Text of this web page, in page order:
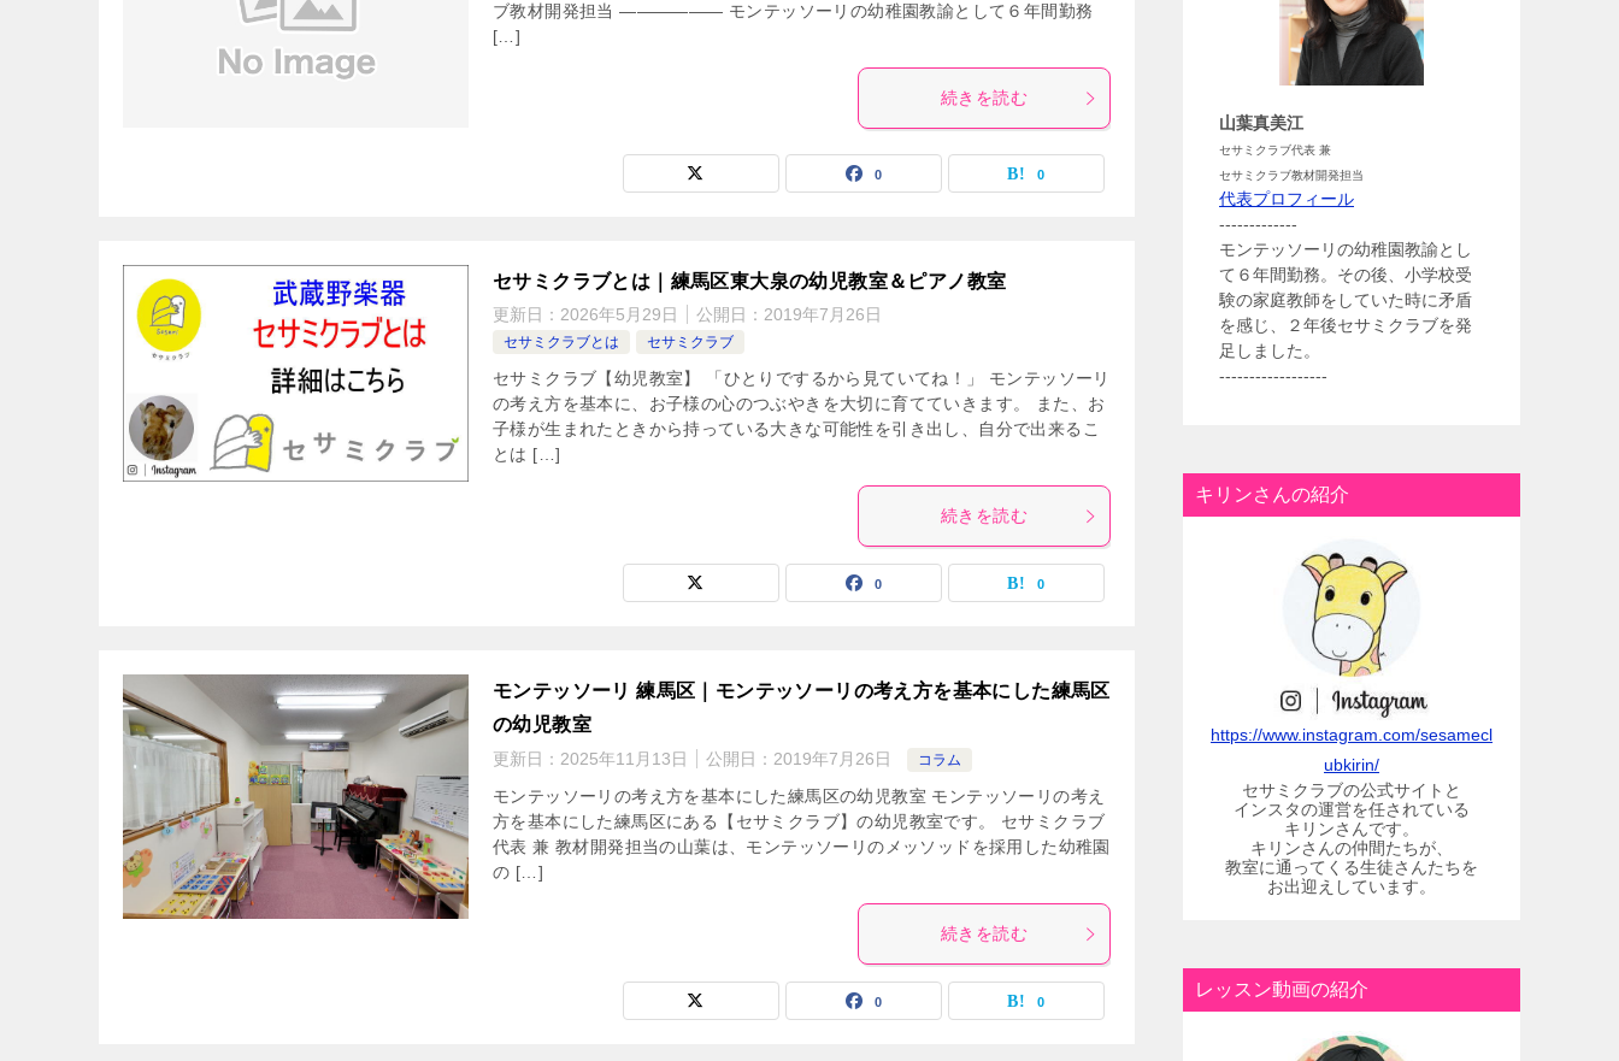
ブ教材開発担当 —————— モンテッソーリの幼稚園教諭として６年間勤務
[…]
続きを読む
0 0
セサミクラブとは｜練馬区東大泉の幼児教室＆ピアノ教室
更新日： 2026年5月29日 公開日： 2019年7月26日
セサミクラブとは セサミクラブ
セサミクラブ【幼児教室】 「ひとりでするから見ていてね！」 モンテッソーリ
の考え方を基本に、お子様の心のつぶやきを大切に育てていきます。 また、お
子様が生まれたときから持っている大きな可能性を引き出し、自分で出来るこ
とは […]
続きを読む
0 0
モンテッソーリ 練馬区｜モンテッソーリの考え方を基本にした練馬区
の幼児教室
更新日： 2025年11月13日 公開日： 2019年7月26日 コラム
モンテッソーリの考え方を基本にした練馬区の幼児教室 モンテッソーリの考え
方を基本にした練馬区にある【セサミクラブ】の幼児教室です。 セサミクラブ
代表 兼 教材開発担当の山葉は、モンテッソーリのメッソッドを採用した幼稚園
の […]
続きを読む
0 0
山葉真美江
セサミクラブ代表 兼
セサミクラブ教材開発担当
代表プロフィール
-------------
モンテッソーリの幼稚園教諭とし
て６年間勤務。その後、小学校受
験の家庭教師をしていた時に矛盾
を感じ、２年後セサミクラブを発
足しました。
------------------
キリンさんの紹介
https://www.instagram.com/sesamecl
ubkirin/
セサミクラブの公式サイトと
インスタの運営を任されている
キリンさんです。
キリンさんの仲間たちが、
教室に通ってくる生徒さんたちを
お出迎えしています。
レッスン動画の紹介